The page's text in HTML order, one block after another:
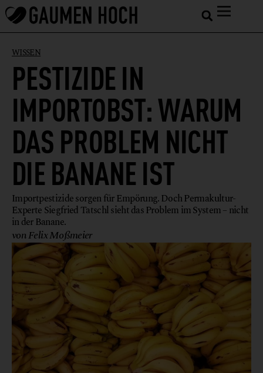
WISSEN
PESTIZIDE IN
IMPORTOBST: WARUM
DAS PROBLEM NICHT
DIE BANANE IST
Importpestizide sorgen für Empörung. Doch Permakultur-
Experte Siegfried Tatschl sieht das Problem im System – nicht
in der Banane.
von Felix Moßmeier